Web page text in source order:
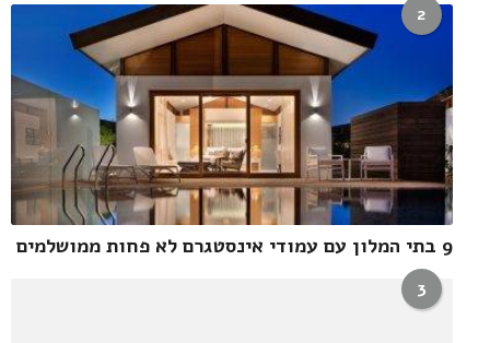
2
9 בתי המלון עם עמודי אינסטגרם לא פחות ממושלמים
3